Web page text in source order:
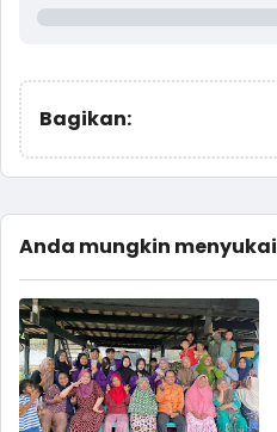
Bagikan:
Anda mungkin menyukai
postingan ini